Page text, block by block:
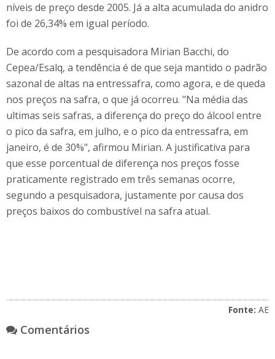
níveis de preço desde 2005. Já a alta acumulada do anidro
foi de 26,34% em igual período.
De acordo com a pesquisadora Mirian Bacchi, do
Cepea/Esalq, a tendência é de que seja mantido o padrão
sazonal de altas na entressafra, como agora, e de queda
nos preços na safra, o que já ocorreu. "Na média das
ultimas seis safras, a diferença do preço do álcool entre
o pico da safra, em julho, e o pico da entressafra, em
janeiro, é de 30%", afirmou Mirian. A justificativa para
que esse porcentual de diferença nos preços fosse
praticamente registrado em três semanas ocorre,
segundo a pesquisadora, justamente por causa dos
preços baixos do combustível na safra atual.
Fonte: AE
Comentários